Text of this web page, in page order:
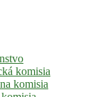
komisia
komisia